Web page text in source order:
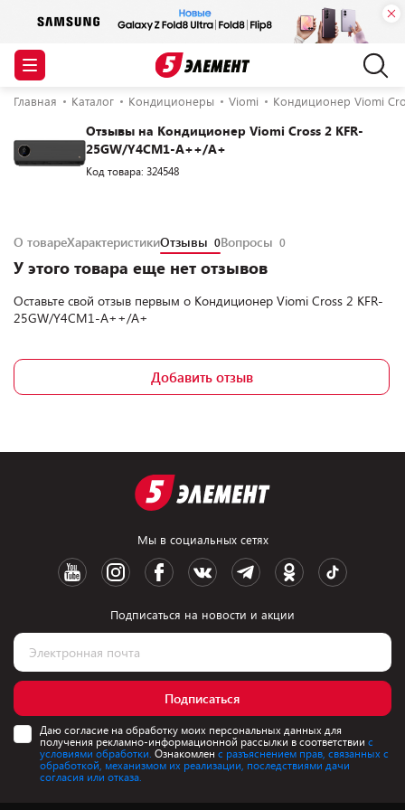
Главная Каталог Кондиционеры Viomi Кондиционер Viomi
Отзывы на Кондиционер Viomi Cross 2 KFR-
25GW/Y4CM1-A++/A+
Код товара: 324548
О товареХарактеристикиОтзывы 0Вопросы 0
У этого товара еще нет отзывов
Оставьте свой отзыв первым о Кондиционер Viomi Cross 2 KFR-
25GW/Y4CM1-A++/A+
Добавить отзыв
Мы в социальных сетях
Подписаться на новости и акции
Подписаться
Даю согласие на обработку моих персональных данных для
получения рекламно-информационной рассылки в соответствии с
условиями обработки. Ознакомлен с разъяснением прав, связанных с
обработкой, механизмом их реализации, последствиями дачи
согласия или отказа.